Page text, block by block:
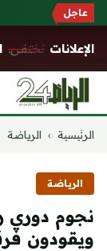
عاجل
الإعلانات تختفي.
التجاوز
الرئيسية › الرياضة
الرياضة
نجوم دوري
ويقودون